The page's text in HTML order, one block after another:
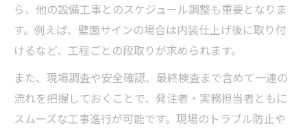
ら、他の設備工事とのスケジュール調整も重要となりま
す。例えば、壁面サインの場合は内装仕上げ後に取り付
けるなど、工程ごとの段取りが求められます。
また、現場調査や安全確認、最終検査まで含めて一連の
流れを把握しておくことで、発注者・実務担当者ともに
スムーズな工事進行が可能です。現場のトラブル防止や